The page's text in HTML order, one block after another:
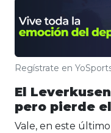
Regístrate en
El
pero pierde
Vale, en este